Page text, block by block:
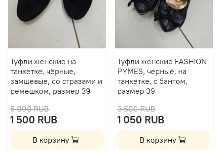
Туфли женские на
танкетке, чёрные,
замшевые, со стразами и
ремешком, размер 39
5 000 RUB
1 500 RUB
В корзину
Туфли женские FASHION
PYMES, черные, на
танкетке, с бантом,
размер 39
3 500 RUB
1 050 RUB
В корзину